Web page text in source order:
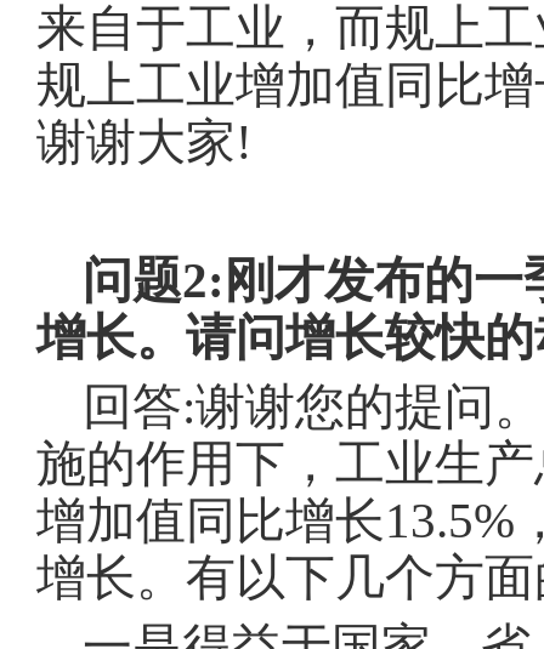
来自于工业，而规上
规上工业增加值同比
谢谢大家!
问题2:刚才发布的一
增长。请问增长较快
回答:谢谢您的提问
施的作用下，工业生
增加值同比增长13.5%
增长。有以下几个方